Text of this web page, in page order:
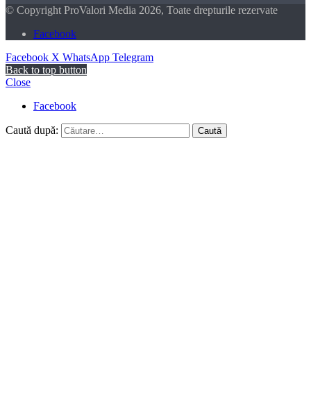
© Copyright ProValori Media 2026, Toate drepturile rezervate
Facebook
Facebook X WhatsApp Telegram
Back to top button
Close
Facebook
Caută după: